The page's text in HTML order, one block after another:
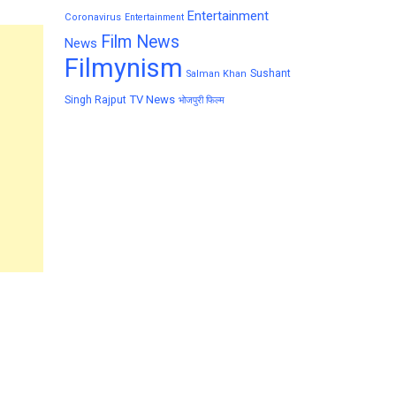
Coronavirus Entertainment Entertainment
News Film News
Filmynism Salman Khan Sushant
Singh Rajput TV News भोजपुरी फिल्म